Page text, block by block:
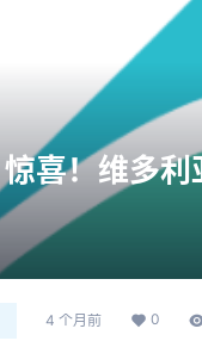
喜！维多
4 个月前 0